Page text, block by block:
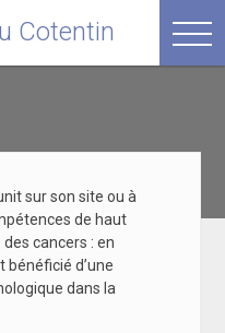
Cotentin
Equeurdreville
sur son site ou à
de haut
cancers : en
bénéficié d’une
dans la